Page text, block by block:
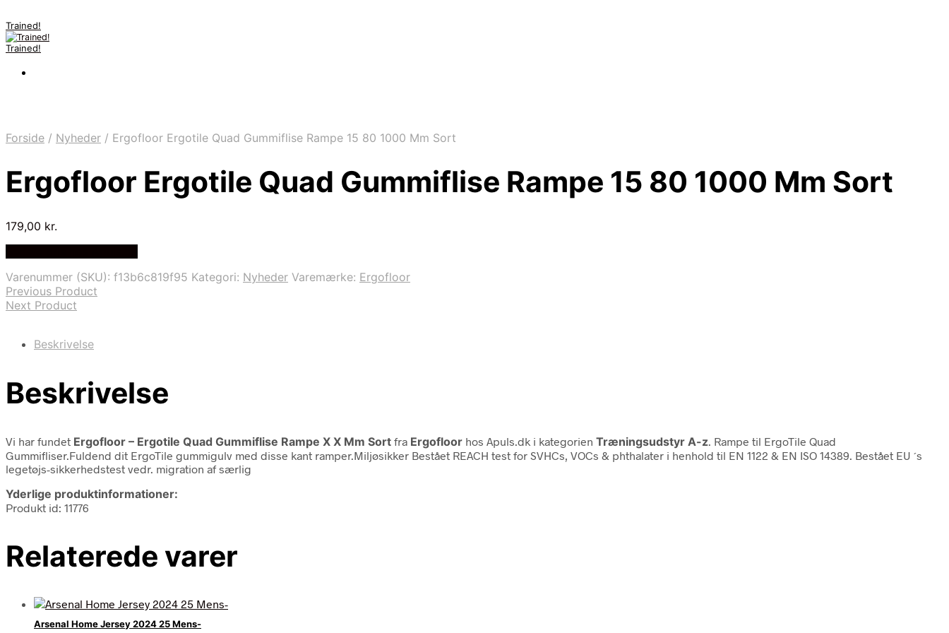
Trained!
Trained!
Forside / Nyheder / Ergofloor Ergotile Quad Gummiflise Rampe 15 80 1000 Mm Sort
Ergofloor Ergotile Quad Gummiflise Rampe 15 80 1000 Mm Sort
179,00 kr.
Varenummer (SKU): f13b6c819f95 Kategori: Nyheder Varemærke: Ergofloor
Previous Product
Next Product
Beskrivelse
Beskrivelse
Vi har fundet Ergofloor – Ergotile Quad Gummiflise Rampe X X Mm Sort fra Ergofloor hos Apuls.dk i kategorien Træningsudstyr A-z . Rampe til ErgoTile Quad
Gummifliser.Fuldend dit ErgoTile gummigulv med disse kant ramper.Miljøsikker Bestået REACH test for SVHCs, VOCs & phthalater i henhold til EN 1122 & EN ISO 14389. Bestået EU ´s
legetøjs-sikkerhedstest vedr. migration af særlig
Yderlige produktinformationer:
Produkt id: 11776
Relaterede varer
Arsenal Home Jersey 2024 25 Mens-